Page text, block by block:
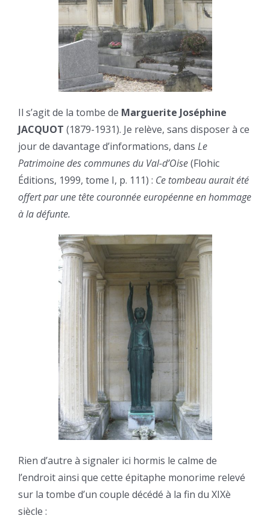
Il s’agit de la tombe de Marguerite Joséphine
JACQUOT (1879-1931). Je relève, sans disposer à ce
jour de davantage d’informations, dans Le
Patrimoine des communes du Val-d’Oise(Flohic
Éditions, 1999, tome I, p. 111) : Ce tombeau aurait été
offert par une tête couronnée européenne en hommage
à la défunte.
Rien d’autre à signaler ici hormis le calme de
l’endroit ainsi que cette épitaphe monorime relevé
sur la tombe d’un couple décédé à la fin du XIXè
siècle :